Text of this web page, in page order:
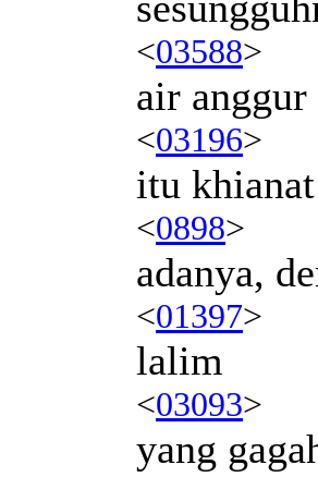
<03588>
air anggur
<03196>
itu khianat
<0898>
adanya,
<01397>
lalim
<03093>
yang